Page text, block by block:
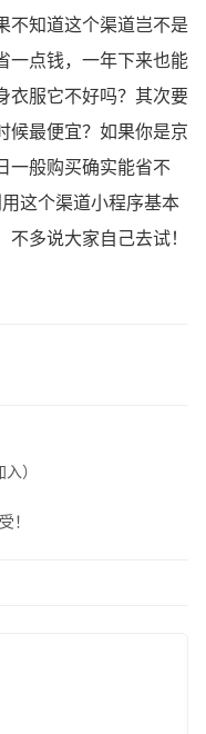
不知道这个渠道岂不是
一点钱，一年下来也能
衣服它不好吗？其次要
候最便宜？如果你是京
一般购买确实能省不
这个渠道小程序基本
不多说大家自己去试！
）
！